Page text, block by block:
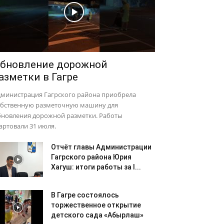
дорожной
в Гагре
Гагрского района приобрела
разметочную машину для
дорожной разметки. Работы
31 июля.
Отчёт главы Администрации
Гагрского района Юрия
Хагуш: итоги работы за I...
В Гагре состоялось
торжественное открытие
детского сада «Абырлаш»